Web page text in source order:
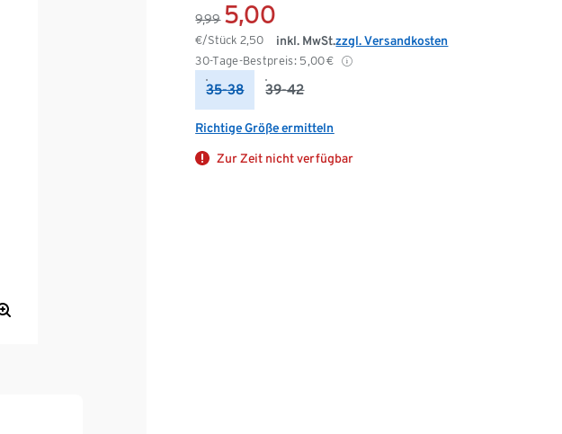
9,99 5,00
€/Stück2,50
30-Tage-Bestpreis: 5,00€
inkl. MwSt.zzgl. Versandkosten
35-38 39-42
Richtige Größe ermitteln
Zur Zeit nicht verfügbar